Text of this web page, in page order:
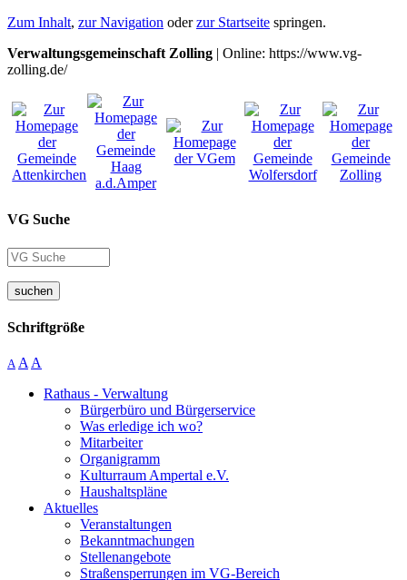
Zum Inhalt, zur Navigation oderzur Startseite springen.
Verwaltungsgemeinschaft Zolling | Online: https://www.vg-
zolling.de/
VG Suche
suchen
Schriftgröße
A A A
Rathaus - Verwaltung
Bürgerbüro und Bürgerservice
Was erledige ich wo?
Mitarbeiter
Organigramm
Kulturraum Ampertal e.V.
Haushaltspläne
Aktuelles
Veranstaltungen
Bekanntmachungen
Stellenangebote
Straßensperrungen im VG-Bereich